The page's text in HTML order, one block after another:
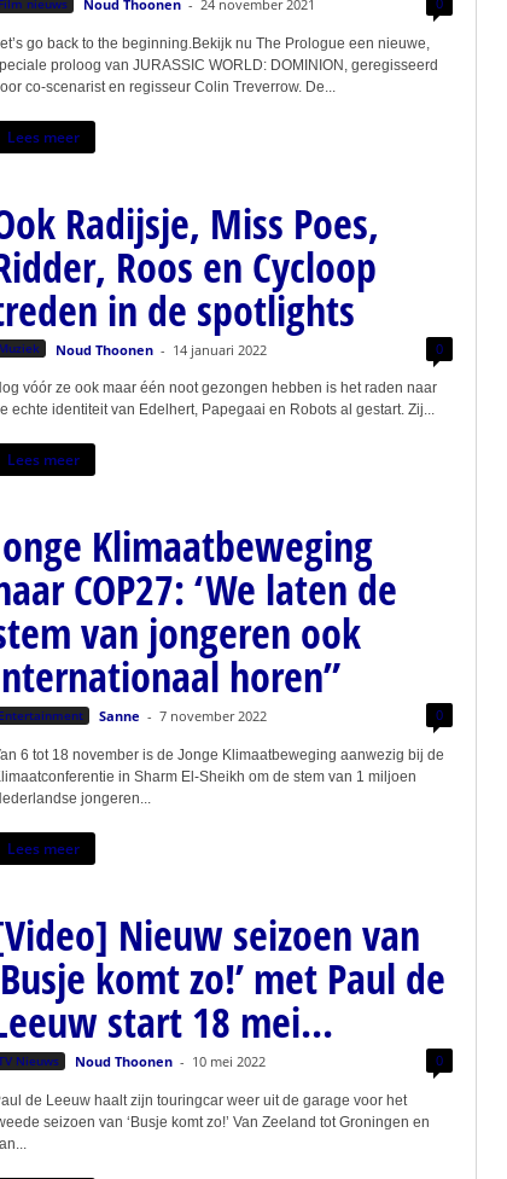
nieuws Noud Thoonen - 24 november 2021
go back to the beginning.Bekijk nu The Prologue een nieuwe,
proloog van JURASSIC WORLD: DOMINION, geregisseerd
co-scenarist en regisseur Colin Treverrow. De...
Lees meer
Radijsje, Miss Poes,
Roos en Cycloop
in de spotlights
Noud Thoonen - 14 januari 2022 0
vóór ze ook maar één noot gezongen hebben is het raden naar
echte identiteit van Edelhert, Papegaai en Robots al gestart. Zij...
Lees meer
Klimaatbeweging
COP27: ‘We laten de
van jongeren ook
horen”
Sanne - 7 november 2022 0
6 tot 18 november is de Jonge Klimaatbeweging aanwezig bij de
in Sharm El-Sheikh om de stem van 1 miljoen
jongeren...
Lees meer
Nieuw seizoen van
komt zo!’ met Paul de
start 18 mei...
Nieuws Noud Thoonen - 10 mei 2022 0
de Leeuw haalt zijn touringcar weer uit de garage voor het
seizoen van ‘Busje komt zo!’ Van Zeeland tot Groningen en